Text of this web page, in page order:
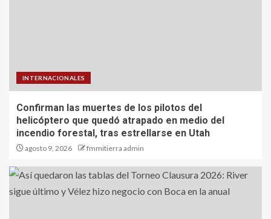
INTERNACIONALES
Confirman las muertes de los pilotos del
helicóptero que quedó atrapado en medio del
incendio forestal, tras estrellarse en Utah
agosto 9, 2026 fmmitierra admin